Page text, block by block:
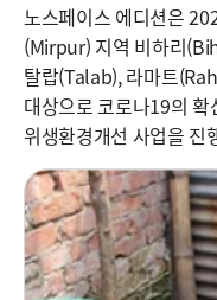
노스페이스 에디션은
(Mirpur) 지역 비하리
탈랍(Talab), 라마트
대상으로 코로나19의
위생환경개선 사업을 진